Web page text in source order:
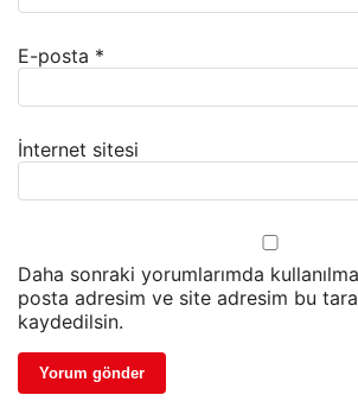
E-posta *
İnternet sitesi
Daha sonraki yorumlarımda
posta adresim ve site adresim bu
kaydedilsin.